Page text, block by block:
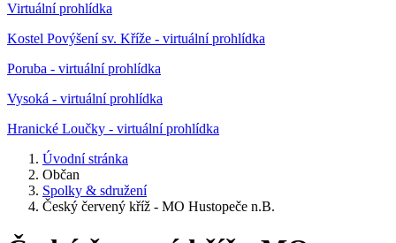
Virtuální prohlídka
Kostel Povýšení sv. Kříže - virtuální prohlídka
Poruba - virtuální prohlídka
Vysoká - virtuální prohlídka
Hranické Loučky - virtuální prohlídka
Úvodní stránka
Občan
Spolky & sdružení
Český červený kříž - MO Hustopeče n.B.